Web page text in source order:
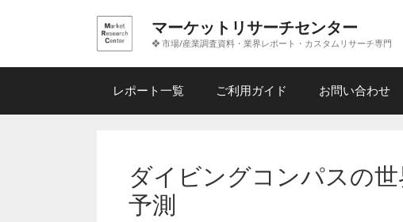
ン
マーケットリサーチセンター
❖ 市場/産業調査資料・業界レポート・カスタムリサーチ専門
レポート一覧 ご利用ガイド お問い合わせ
ダイビングコンパスの
予測